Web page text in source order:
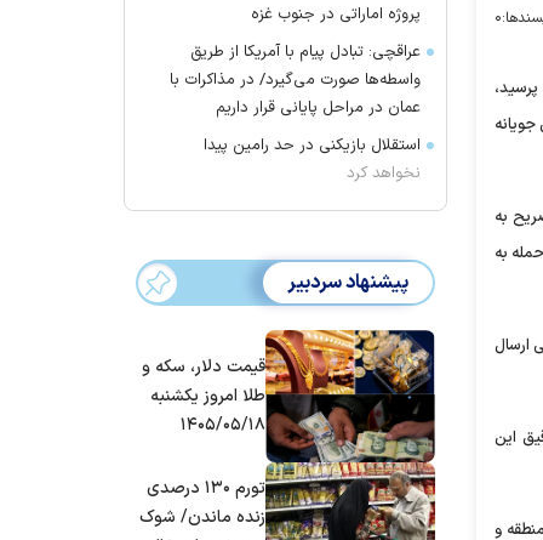
۰
به
به
ارسال
این
و
پروژه اماراتی در جنوب غزه
عراقچی: تبادل پیام با آمریکا از طریق
واسطه‌ها صورت می‌گیرد/ در مذاکرات با
عمان در مراحل پایانی قرار داریم
استقلال بازیکنی در حد رامین پیدا
نخواهد کرد
پیشنهاد سردبیر
قیمت دلار، سکه و
طلا امروز یکشنبه
۱۴۰۵/۰۵/۱۸
تورم ۱۳۰ درصدی
زنده ماندن/ شوک